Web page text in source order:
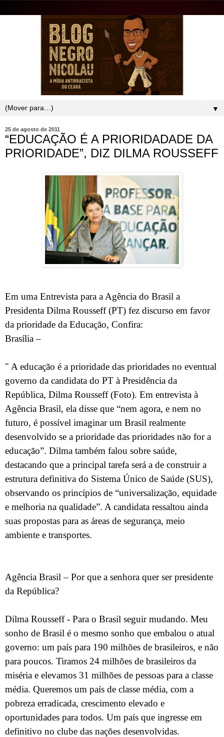
▼
25 de agosto de 2011
“EDUCAÇÃO É A PRIORIDADADE DA
PRIORIDADE”, DIZ DILMA ROUSSEFF
Em uma Entrevista para a Agência do Brasil a
Presidenta Dilma Rousseff (PT) fez discurso em favor
da prioridade da Educação, Confira:
Brasília –
" A educação é a prioridade das prioridades no eventual
governo da candidata do PT à Presidência da
República, Dilma Rousseff (Foto). Em entrevista à
Agência Brasil, ela disse que “nem agora, e nem no
futuro, é possível imaginar um Brasil realmente
desenvolvido se a prioridade das prioridades não for a
educação”. Dilma também falou sobre saúde,
destacando que a principal tarefa será a de construir a
estrutura definitiva do Sistema Único de Saúde (SUS),
observando os princípios de “universalização, equidade
e melhoria na qualidade”. A candidata ressaltou ainda
suas propostas para as áreas de segurança, meio
ambiente e transportes.
Agência Brasil – Por que a senhora quer ser presidente
da República?
Dilma Rousseff - Para o Brasil seguir mudando. Meu
sonho de Brasil é o mesmo sonho que embalou o atual
governo: um país para 190 milhões de brasileiros, e não
para poucos. Tiramos 24 milhões de brasileiros da
miséria e elevamos 31 milhões de pessoas para a classe
média. Queremos um país de classe média, com a
pobreza erradicada, crescimento elevado e
oportunidades para todos. Um país que ingresse em
definitivo no clube das nações desenvolvidas.